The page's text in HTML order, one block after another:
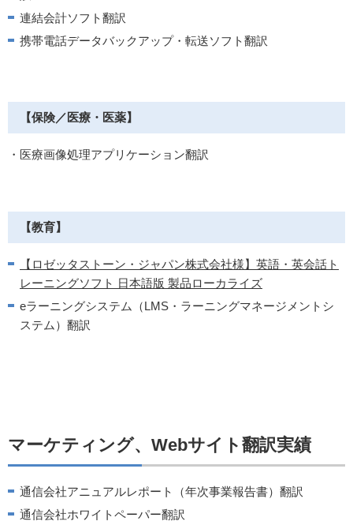
連結会計ソフト翻訳
携帯電話データバックアップ・転送ソフト翻訳
【保険／医療・医薬】
・医療画像処理アプリケーション翻訳
【教育】
【ロゼッタストーン・ジャパン株式会社様】英語・英会話ト
レーニングソフト 日本語版 製品ローカライズ
eラーニングシステム（LMS・ラーニングマネージメントシ
ステム）翻訳
マーケティング、Webサイト翻訳実績
通信会社アニュアルレポート（年次事業報告書）翻訳
通信会社ホワイトペーパー翻訳